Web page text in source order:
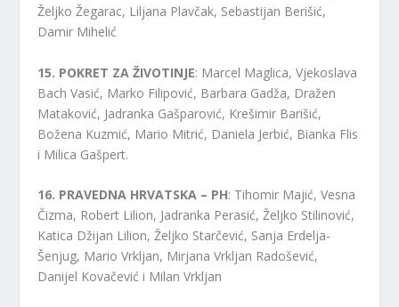
Željko Žegarac, Liljana Plavčak, Sebastijan Berišić,
Damir Mihelić
15. POKRET ZA ŽIVOTINJE: Marcel Maglica, Vjekoslava
Bach Vasić, Marko Filipović, Barbara Gadža, Dražen
Mataković, Jadranka Gašparović, Krešimir Barišić,
Božena Kuzmić, Mario Mitrić, Daniela Jerbić, Bianka Flis
i Milica Gašpert.
16. PRAVEDNA HRVATSKA – PH: Tihomir Majić, Vesna
Čizma, Robert Lilion, Jadranka Perasić, Željko Stilinović,
Katica Džijan Lilion, Željko Starčević, Sanja Erdelja-
Šenjug, Mario Vrkljan, Mirjana Vrkljan Radošević,
Danijel Kovačević i Milan Vrkljan